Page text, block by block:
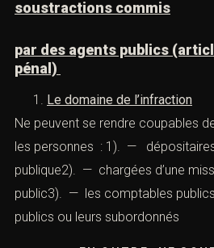
publique ou chargée d’une mission
subordonnés, de détruire,
acte ou un titre, ou des fonds
pièces ou titres en tenant lieu, ou
été remis en raison de ses
(article 432-15 du Code pénal). **
imputable à ces mêmes personnes
facilité la destruction, le
soustractionpar un tiers des biens